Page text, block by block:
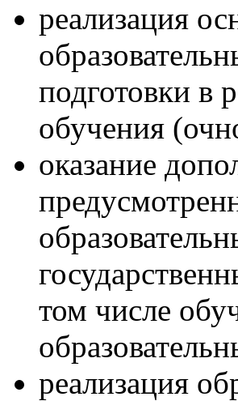
реализация
подготовки в
обучения
оказание
том числе
реализация